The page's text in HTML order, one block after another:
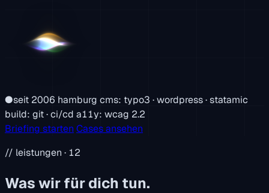
●seit 2006 hamburg cms: typo3 · wordpress · statamic
build: git · ci/cd a11y: wcag 2.2
Briefing starten Cases ansehen
// leistungen · 12
Was wir für dich tun.